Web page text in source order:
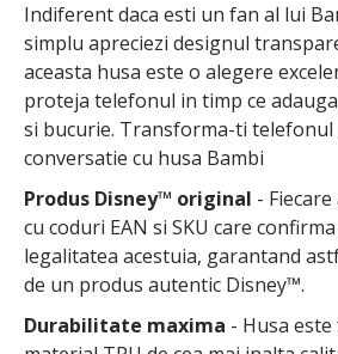
Indiferent daca esti un fan al lui
simplu apreciezi designul
aceasta husa este o alegere
proteja telefonul in timp ce
si bucurie. Transforma-ti telefonul
conversatie cu husa Bambi
Produs Disney™ original -
cu coduri EAN si SKU care
legalitatea acestuia, garantand
de un produs autentic Disney™.
Durabilitate maxima - Husa